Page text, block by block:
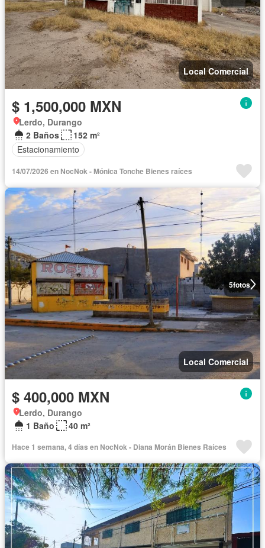
Local Comercial
$ 1,500,000 MXN
Lerdo, Durango
2 Baños
152 m²
Estacionamiento
14/07/2026 en NocNok - Mónica Tonche Bienes raíces
5fotos
Local Comercial
$ 400,000 MXN
Lerdo, Durango
1 Baño
40 m²
Hace 1 semana, 4 días en NocNok - Diana Morán Bienes Raíces